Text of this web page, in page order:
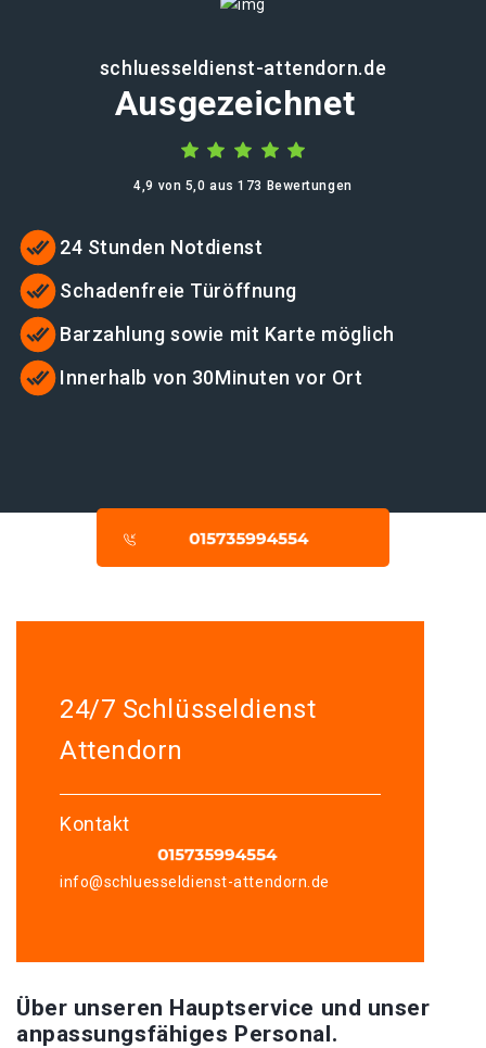
schluesseldienst-attendorn.de
Ausgezeichnet
4,9 von 5,0 aus 173 Bewertungen
24 Stunden Notdienst
Schadenfreie Türöffnung
Barzahlung sowie mit Karte möglich
Innerhalb von 30Minuten vor Ort
24/7 Schlüsseldienst
Attendorn
Kontakt
info@schluesseldienst-attendorn.de
Über unseren Hauptservice und unser
anpassungsfähiges Personal.